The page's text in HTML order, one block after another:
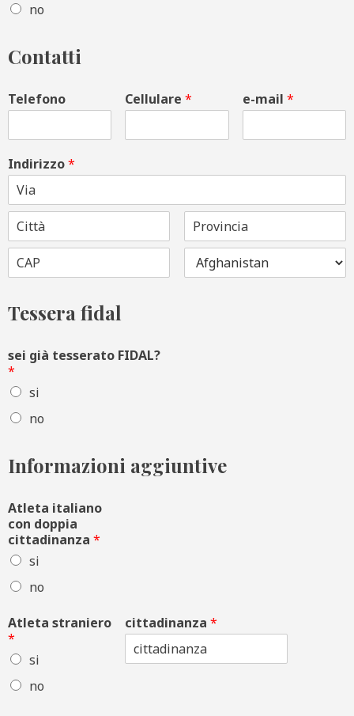
no
Contatti
Telefono Cellulare* e-mail *
Indirizzo*
Tessera fidal
sei già tesserato FIDAL?
*
si
no
Informazioni aggiuntive
Atleta italiano
con doppia
cittadinanza *
si
no
Atleta straniero
*
si
no
cittadinanza*